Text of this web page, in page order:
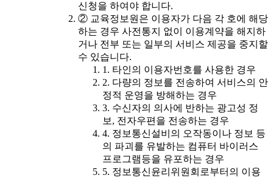
신청을 하여야 합니다.
② 교육정보원은 이용자가 다음 각 호에 해당
하는 경우 사전통지 없이 이용계약을 해지하
거나 전부 또는 일부의 서비스 제공을 중지할
수 있습니다.
1. 타인의 이용자번호를 사용한 경우
2. 다량의 정보를 전송하여 서비스의 안
정적 운영을 방해하는 경우
3. 수신자의 의사에 반하는 광고성 정
보, 전자우편을 전송하는 경우
4. 정보통신설비의 오작동이나 정보 등
의 파괴를 유발하는 컴퓨터 바이러스
프로그램등을 유포하는 경우
5. 정보통신윤리위원회로부터의 이용